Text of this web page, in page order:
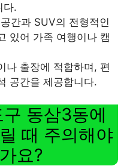
다.
간과 SUV의 전형적인
있어 가족 여행이나 캠
나 출장에 적합하며, 편
공간을 제공합니다.
동삼3동에
때 주의해야
요?